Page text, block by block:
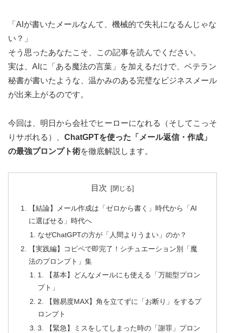
「AIが書いたメールなんて、機械的で失礼になるんじゃな
い？」
そう思ったあなたこそ、この記事を読んでください。
実は、AIに「ある魔法の言葉」を加えるだけで、ベテラン
秘書が書いたような、温かみのある完璧なビジネスメール
が出来上がるのです。
今回は、明日から会社でヒーローになれる（そしてこっそ
りサボれる）、 ChatGPTを使った「メール返信・作成」
の最強プロンプト術を徹底解説します。
目次
【結論】メール作成は「ゼロから書く」時代から「AI
に選ばせる」時代へ
なぜChatGPTの方が「人間よりうまい」のか？
【実践編】コピペで即完了！シチュエーション別「魔
法のプロンプト」集
1. 【基本】どんなメールにも使える「万能型プロン
プト」
2. 【難易度MAX】角を立てずに「お断り」をするプ
ロンプト
3. 【緊急】ミスをしてしまった時の「謝罪」プロン